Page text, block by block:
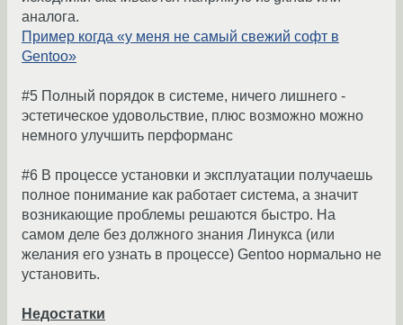
аналога.
Пример когда «у меня не самый свежий софт в
Gentoo»
#5 Полный порядок в системе, ничего лишнего -
эстетическое удовольствие, плюс возможно можно
немного улучшить перформанс
#6 В процессе установки и эксплуатации получаешь
полное понимание как работает система, а значит
возникающие проблемы решаются быстро. На
самом деле без должного знания Линукса (или
желания его узнать в процессе) Gentoo нормально не
установить.
Недостатки